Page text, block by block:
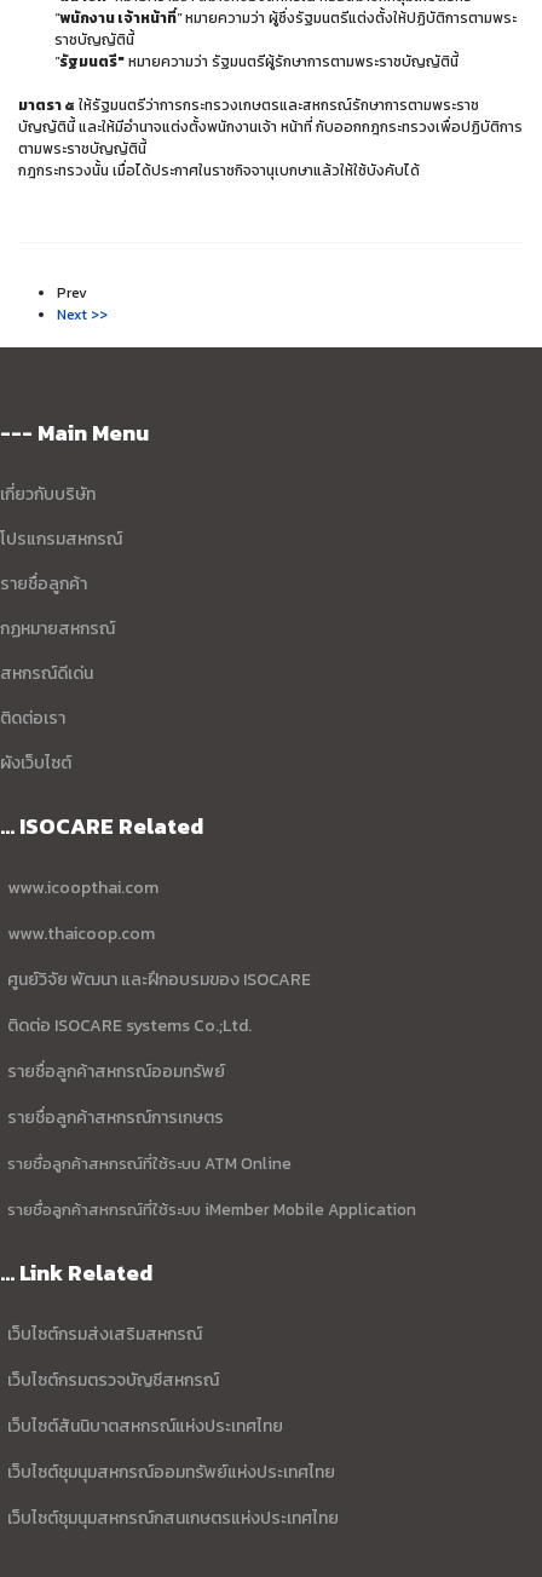
"พนักงาน เจ้าหน้าที่"หมายความว่า ผู้ซึ่งรัฐมนตรีแต่งตั้งให้ปฏิบัติการตามพระ
ราชบัญญัตินี้
"รัฐมนตรี"หมายความว่า รัฐมนตรีผู้รักษาการตามพระราชบัญญัตินี้
มาตรา ๕ ให้รัฐมนตรีว่าการกระทรวงเกษตรและสหกรณ์รักษาการตามพระราช
บัญญัตินี้ และให้มีอำนาจแต่งตั้งพนักงานเจ้า หน้าที่ กับออกกฎกระทรวงเพื่อปฏิบัติการ
ตามพระราชบัญญัตินี้
กฎกระทรวงนั้น เมื่อได้ประกาศในราชกิจจานุเบกษาแล้วให้ใช้บังคับได้
Prev
Next >>
--- Main Menu
เกี่ยวกับบริษัท
โปรแกรมสหกรณ์
รายชื่อลูกค้า
กฏหมายสหกรณ์
สหกรณ์ดีเด่น
ติดต่อเรา
ผังเว็บไซต์
... ISOCARE Related
www.icoopthai.com
www.thaicoop.com
ศูนย์วิจัย พัฒนา และฝึกอบรมของ ISOCARE
ติดต่อ ISOCARE systems Co.;Ltd.
รายชื่อลูกค้าสหกรณ์ออมทรัพย์
รายชื่อลูกค้าสหกรณ์การเกษตร
รายชื่อลูกค้าสหกรณ์ที่ใช้ระบบ ATM Online
รายชื่อลูกค้าสหกรณ์ที่ใช้ระบบ iMember Mobile Application
... Link Related
เว็บไซต์กรมส่งเสริมสหกรณ์
เว็บไซต์กรมตรวจบัญชีสหกรณ์
เว็บไซต์สันนิบาตสหกรณ์แห่งประเทศไทย
เว็บไซต์ชุมนุมสหกรณ์ออมทรัพย์แห่งประเทศไทย
เว็บไซต์ชุมนุมสหกรณ์กสนเกษตรแห่งประเทศไทย